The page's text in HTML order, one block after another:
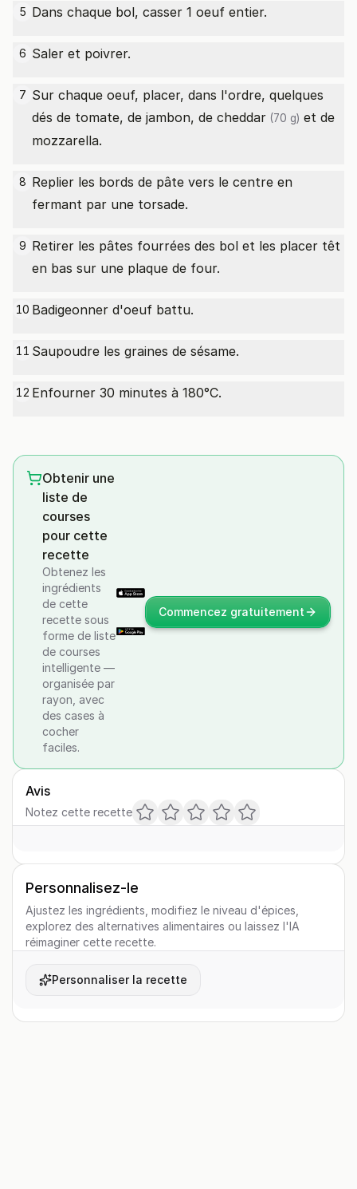
5 Dans chaque bol, casser 1 oeuf entier.
6 Saler et poivrer.
7 Sur chaque oeuf, placer, dans l'ordre, quelques
dés de tomate, de jambon, de cheddar (70 g) et de
mozzarella.
8 Replier les bords de pâte vers le centre en
fermant par une torsade.
9 Retirer les pâtes fourrées des bol et les placer têt
en bas sur une plaque de four.
10 Badigeonner d'oeuf battu.
11 Saupoudre les graines de sésame.
12 Enfourner 30 minutes à 180°C.
Obtenir une
liste de
courses
pour cette
recette
Obtenez les
ingrédients
de cette
recette sous
forme de liste
de courses
intelligente —
organisée par
rayon, avec
des cases à
cocher
faciles.
Commencez gratuitement
Avis
Notez cette recette
Personnalisez-le
Ajustez les ingrédients, modifiez le niveau d'épices,
explorez des alternatives alimentaires ou laissez l'IA
réimaginer cette recette.
Personnaliser la recette